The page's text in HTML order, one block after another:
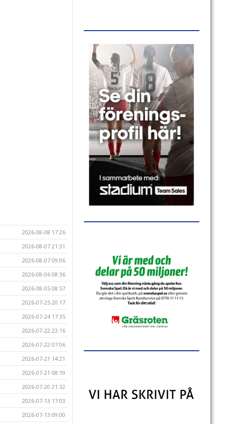
2026-08-08 17:26
2026-08-07 21:31
2026-08-07 09:06
2026-08-06 08:36
2026-08-05 08:57
2026-07-25 20:17
2026-07-24 17:35
2026-07-22 23:16
2026-07-22 07:06
2026-07-21 14:21
2026-07-21 08:19
2026-07-20 21:32
2026-07-13 17:03
2026-07-13 09:00